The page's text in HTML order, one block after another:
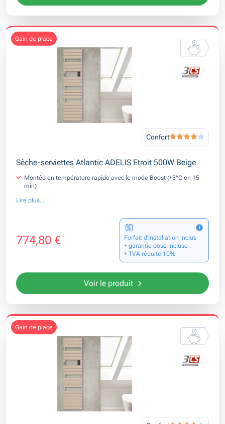
gain de place
Confort
Sèche-serviettes Atlantic ADELIS Etroit 500W Beige
Montée en température rapide avec le mode Boost (+3°C en 15
min)
Lire plus...
774,80 €
Forfait d’installation inclus
+ garantie pose incluse
+ TVA réduite 10%
Voir le produit
gain de place